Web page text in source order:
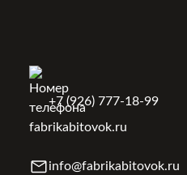
+7 (926) 777-18-99
info@fabrikabitovok.ru